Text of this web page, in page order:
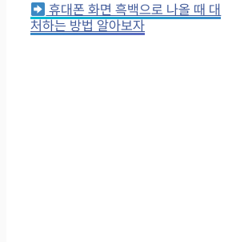
휴대폰 화면 흑백으로 나올 때 대
처하는 방법 알아보자